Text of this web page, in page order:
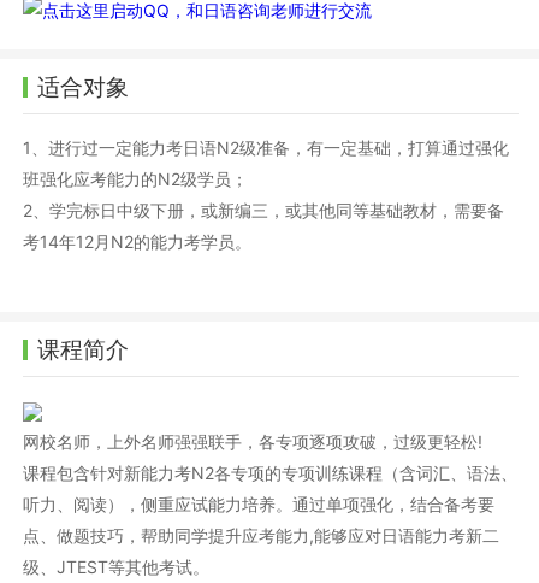
适合对象
1、进行过一定能力考日语N2级准备，有一定基础，打算通过强化
班强化应考能力的N2级学员；
2、学完标日中级下册，或新编三，或其他同等基础教材，需要备
考14年12月N2的能力考学员。
课程简介
网校名师，上外名师强强联手，各专项逐项攻破，过级更轻松!
课程包含针对新能力考N2各专项的专项训练课程（含词汇、语法、
听力、阅读），侧重应试能力培养。通过单项强化，结合备考要
点、做题技巧，帮助同学提升应考能力,能够应对日语能力考新二
级、JTEST等其他考试。